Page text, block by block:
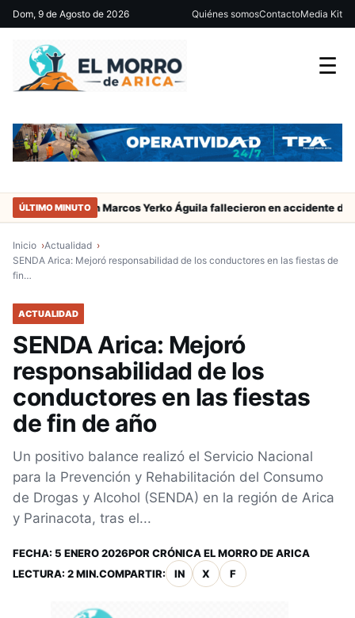
Dom, 9 de Agosto de 2026 Quiénes somosContactoMedia Kit
☰
ÚLTIMO MINUTO
de San Marcos Yerko Águila fallecieron en accidente de
Inicio
Actualidad
SENDA Arica: Mejoró responsabilidad de los conductores en las fiestas de
fin…
ACTUALIDAD
SENDA Arica: Mejoró
responsabilidad de los
conductores en las fiestas
de fin de año
Un positivo balance realizó el Servicio Nacional
para la Prevención y Rehabilitación del Consumo
de Drogas y Alcohol (SENDA) en la región de Arica
y Parinacota, tras el...
FECHA: 5 ENERO 2026POR CRÓNICA EL MORRO DE ARICA
LECTURA: 2 MIN.COMPARTIR: IN X F